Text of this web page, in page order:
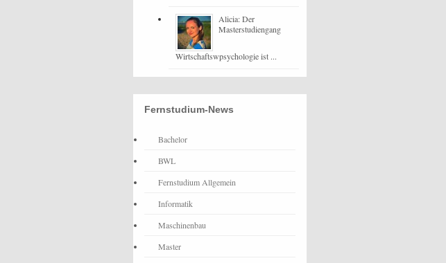
Alicia: Der
Masterstudiengang
Wirtschaftswpsychologie ist ...
Fernstudium-News
Bachelor
BWL
Fernstudium Allgemein
Informatik
Maschinenbau
Master